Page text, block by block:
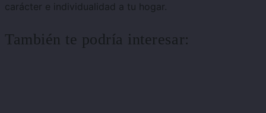
carácter e individualidad a tu hogar.
También te podría interesar: